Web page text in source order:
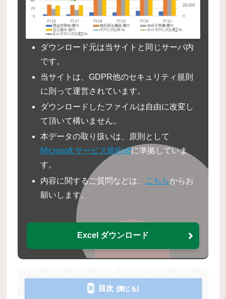
ダウンロード元は当サイトと同じサーバ内
です。
当サイトは、GDPR他のセキュリティ規則
に則って運営されています。
ダウンロードしたファイルは自由に改変し
て頂いて構いません。
本データの取り扱いは、原則として
Microsoft サービス規約
に準拠していま
す。
内容に関するご質問などは、 こちらからお
願いします。
Excel ダウンロード
目次